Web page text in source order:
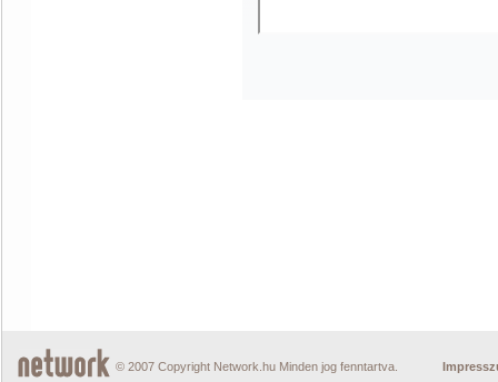
© 2007 Copyright Network.hu Minden jog fenntartva.